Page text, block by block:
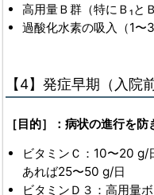
高用量Ｂ群（特にＢ₁とＢ
過酸化水素の吸入（1〜
【4】発症早期（入院
［目的］：病状の進行を
ビタミンＣ：10〜20 g/
あれば25〜50 g/日
ビタミンＤ３：高用量